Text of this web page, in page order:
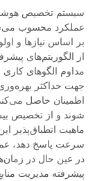
سیستم تخصیص
عملکرد محسوب
بر اساس نیازها و
از الگوریتم‌های
مداوم الگوهای
جهت حداکثر
اطمینان حاصل
شوند و از تخصیص
ماهیت انطباق‌پذیر
سرعت پاسخ دهد،
در عین حال در
پیشرفته مدیریت